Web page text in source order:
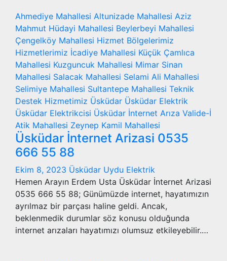
Ahmediye Mahallesi Altunizade Mahallesi Aziz
Mahmut Hüdayi Mahallesi Beylerbeyi Mahallesi
Çengelköy Mahallesi Hizmet Bölgelerimiz
Hizmetlerimiz İcadiye Mahallesi Küçük Çamlıca
Mahallesi Kuzguncuk Mahallesi Mimar Sinan
Mahallesi Salacak Mahallesi Selami Ali Mahallesi
Selimiye Mahallesi Sultantepe Mahallesi Teknik
Destek Hizmetimiz Üsküdar Üsküdar Elektrik
Üsküdar Elektrikcisi Üsküdar İnternet Arıza Valide-İ
Atik Mahallesi Zeynep Kamil Mahallesi
Üsküdar İnternet Arizasi 0535
666 55 88
Ekim 8, 2023 Üsküdar Uydu Elektrik
Hemen Arayın Erdem Usta Üsküdar İnternet Arizasi
0535 666 55 88; Günümüzde internet, hayatımızın
ayrılmaz bir parçası haline geldi. Ancak,
beklenmedik durumlar söz konusu olduğunda
internet arızaları hayatımızı olumsuz etkileyebilir.…